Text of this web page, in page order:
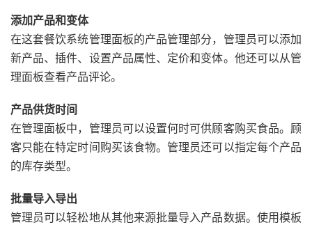
添加产品和变体
在这套餐饮系统管理面板的产品管理部分，管理员可以添加
新产品、插件、设置产品属性、定价和变体。他还可以从管
理面板查看产品评论。
产品供货时间
在管理面板中，管理员可以设置何时可供顾客购买食品。顾
客只能在特定时间购买该食物。管理员还可以指定每个产品
的库存类型。
批量导入导出
管理员可以轻松地从其他来源批量导入产品数据。使用模板